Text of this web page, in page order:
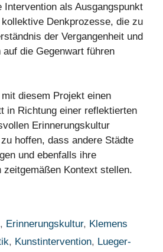
Intervention als Ausgangspunkt
Denkprozesse, die zu
der Vergangenheit und
die Gegenwart führen
diesem Projekt einen
in Richtung einer reflektierten
Erinnerungskultur
hoffen, dass andere Städte
und ebenfalls ihre
zeitgemäßen Kontext stellen.
, Erinnerungskultur, Klemens
, Kunstintervention, Lueger-